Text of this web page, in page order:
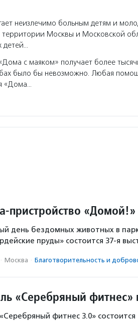
неизлечимо больным детям и
территории Москвы и Московской
детей…
с маяком» получает более
было бы невозможно. Любая
«Дома…
пристройство «Домой!»
день бездомных животных в
пруды» состоится 37-я
· Москва · Благотвори­тель­ность и
«Серебряный фитнес»
фитнес 3.0» состоится